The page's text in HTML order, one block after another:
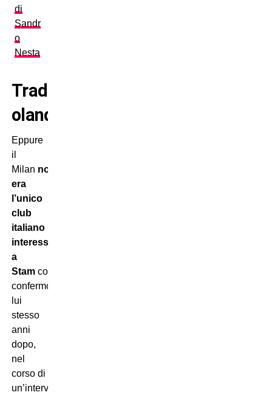
di
Sandr
o
Nesta
Tradizione
olandese
Eppure
il
Milan non
era
l’unico
club
italiano
interessato
a
Stamcome
confermò
lui
stesso
anni
dopo,
nel
corso di
un’intervista: